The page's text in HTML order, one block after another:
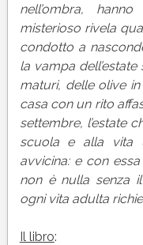
nell’ombra,
misterioso rivela
condotto a
la vampa
maturi, delle olive
casa con un rito
settembre, l’estate
scuola e alla vita
avvicina: e con
non è nulla senza
ogni vita adulta
Il libro: